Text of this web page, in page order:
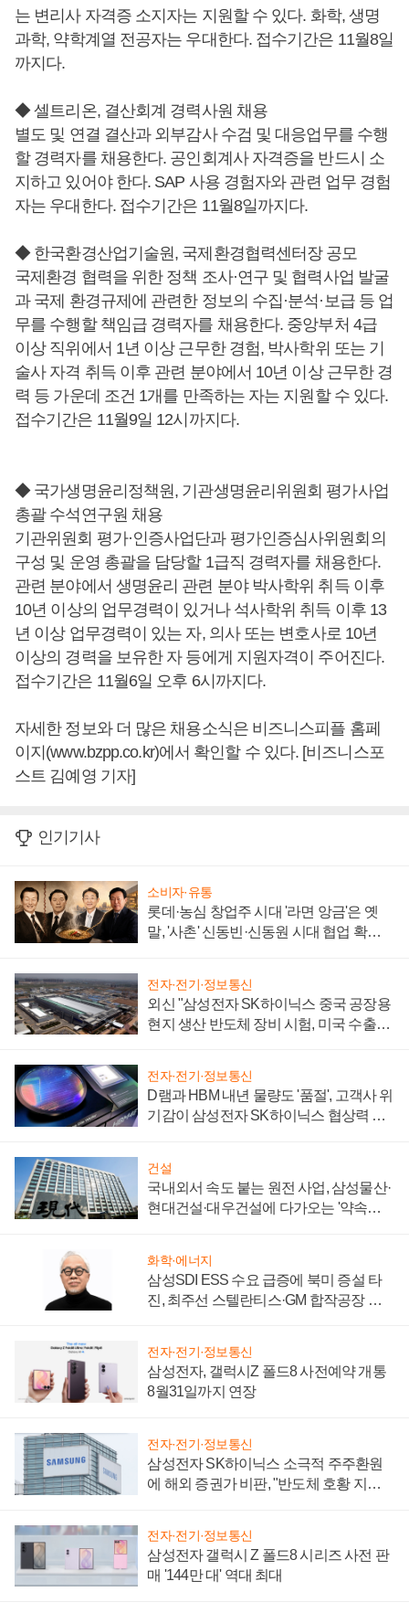
는 변리사 자격증 소지자는 지원할 수 있다. 화학, 생명
과학, 약학계열 전공자는 우대한다. 접수기간은 11월8일
까지다.
◆ 셀트리온, 결산회계 경력사원 채용
별도 및 연결 결산과 외부감사 수검 및 대응업무를 수행
할 경력자를 채용한다. 공인회계사 자격증을 반드시 소
지하고 있어야 한다. SAP 사용 경험자와 관련 업무 경험
자는 우대한다. 접수기간은 11월8일까지다.
◆ 한국환경산업기술원, 국제환경협력센터장 공모
국제환경 협력을 위한 정책 조사·연구 및 협력사업 발굴
과 국제 환경규제에 관련한 정보의 수집·분석·보급 등 업
무를 수행할 책임급 경력자를 채용한다. 중앙부처 4급
이상 직위에서 1년 이상 근무한 경험, 박사학위 또는 기
술사 자격 취득 이후 관련 분야에서 10년 이상 근무한 경
력 등 가운데 조건 1개를 만족하는 자는 지원할 수 있다.
접수기간은 11월9일 12시까지다.
◆ 국가생명윤리정책원, 기관생명윤리위원회 평가사업
총괄 수석연구원 채용
기관위원회 평가·인증사업단과 평가인증심사위원회의
구성 및 운영 총괄을 담당할 1급직 경력자를 채용한다.
관련 분야에서 생명윤리 관련 분야 박사학위 취득 이후
10년 이상의 업무경력이 있거나 석사학위 취득 이후 13
년 이상 업무경력이 있는 자, 의사 또는 변호사로 10년
이상의 경력을 보유한 자 등에게 지원자격이 주어진다.
접수기간은 11월6일 오후 6시까지다.
자세한 정보와 더 많은 채용소식은 비즈니스피플 홈페
이지(www.bzpp.co.kr)에서 확인할 수 있다. [비즈니스포
스트 김예영 기자]
인기기사
소비자·유통
롯데·농심 창업주 시대 '라면 앙금'은 옛
말, '사촌' 신동빈·신동원 시대 협업 확대
전자·전기·정보통신
외신 "삼성전자 SK하이닉스 중국 공장용
현지 생산 반도체 장비 시험, 미국 수출통
전자·전기·정보통신
D램과 HBM 내년 물량도 '품절', 고객사 위
기감이 삼성전자 SK하이닉스 협상력 더
건설
국내외서 속도 붙는 원전 사업, 삼성물산·
현대건설·대우건설에 다가오는 '약속의
화학·에너지
삼성SDI ESS 수요 급증에 북미 증설 타
진, 최주선 스텔란티스·GM 합작공장 건
전자·전기·정보통신
삼성전자, 갤럭시Z 폴드8 사전예약 개통
8월31일까지 연장
전자·전기·정보통신
삼성전자 SK하이닉스 소극적 주주환원
에 해외 증권가 비판, "반도체 호황 지속
전자·전기·정보통신
삼성전자 갤럭시 Z 폴드8 시리즈 사전 판
매 '144만 대' 역대 최대